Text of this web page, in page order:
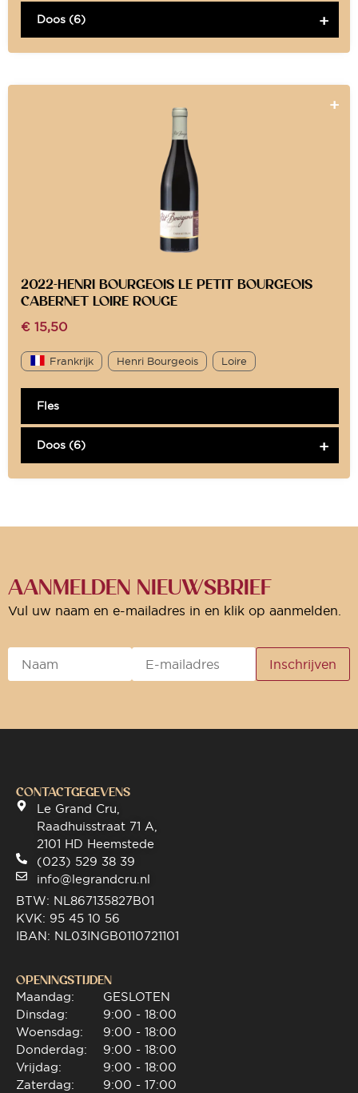
Doos (6)
2022-HENRI BOURGEOIS LE PETIT BOURGEOIS
CABERNET LOIRE ROUGE
€ 15,50
Frankrijk Henri Bourgeois Loire
Fles
Doos (6)
AANMELDEN NIEUWSBRIEF
Vul uw naam en e-mailadres in en klik op aanmelden.
CONTACTGEGEVENS
Le Grand Cru,
Raadhuisstraat 71 A,
2101 HD Heemstede
(023) 529 38 39
info@legrandcru.nl
BTW: NL867135827B01
KVK: 95 45 10 56
IBAN: NL03INGB0110721101
OPENINGSTIJDEN
Maandag:
Dinsdag:
Woensdag:
Donderdag:
Vrijdag:
Zaterdag:
GESLOTEN
9:00 - 18:00
9:00 - 18:00
9:00 - 18:00
9:00 - 18:00
9:00 - 17:00